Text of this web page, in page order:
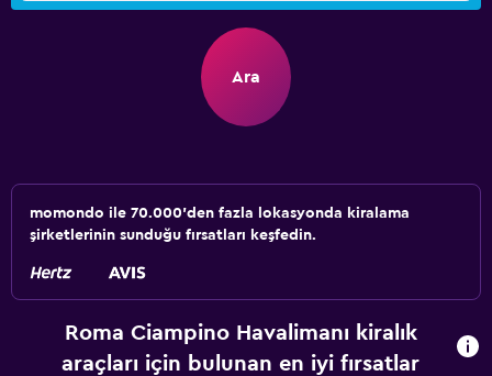
Ara
momondo ile 70.000'den fazla lokasyonda kiralama
şirketlerinin sunduğu fırsatları keşfedin.
Roma Ciampino Havalimanı kiralık
araçları için bulunan en iyi fırsatlar